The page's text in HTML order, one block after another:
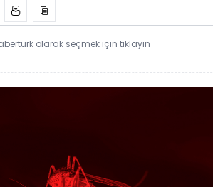
olarak seçmek için tıklayın